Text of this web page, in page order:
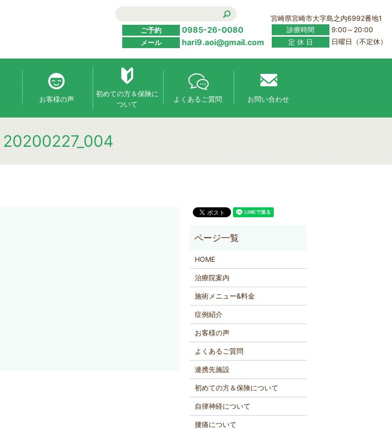
お客様の声
初めての方＆保険に
ついて
よくあるご質問 お問い合わせ
ご予約 0985-26-0080
メール hari9.aoi@gmail.com
宮崎県宮崎市大字島之内6992番地1
診療時間
9:00～20:00
定 休 日
日曜日（不定休）
20200227_004
HOME
治療院案内
施術メニュー&料金
症例紹介
お客様の声
よくあるご質問
連携先施設
初めての方＆保険について
自律神経について
腰痛について